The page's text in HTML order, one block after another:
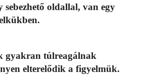
sebezhető oldallal, van egy
gyakran túlreagálnak
elterelődik a figyelmük.